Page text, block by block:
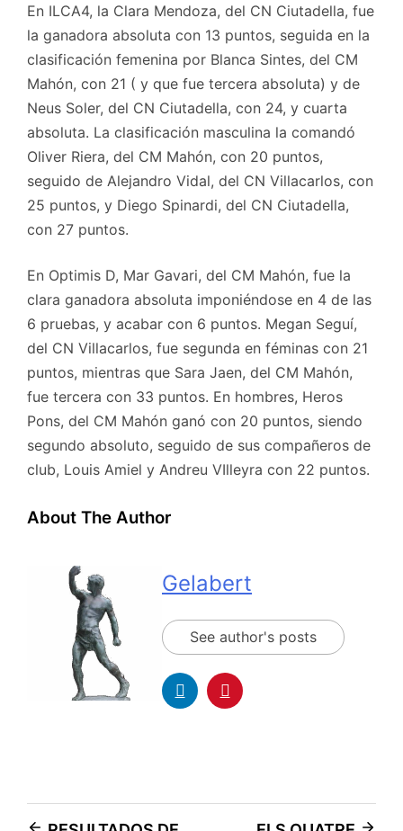
En ILCA4, la Clara Mendoza, del CN Ciutadella, fue
la ganadora absoluta con 13 puntos, seguida en la
clasificación femenina por Blanca Sintes, del CM
Mahón, con 21 ( y que fue tercera absoluta) y de
Neus Soler, del CN Ciutadella, con 24, y cuarta
absoluta. La clasificación masculina la comandó
Oliver Riera, del CM Mahón, con 20 puntos,
seguido de Alejandro Vidal, del CN Villacarlos, con
25 puntos, y Diego Spinardi, del CN Ciutadella,
con 27 puntos.
En Optimis D, Mar Gavari, del CM Mahón, fue la
clara ganadora absoluta imponiéndose en 4 de las
6 pruebas, y acabar con 6 puntos. Megan Seguí,
del CN Villacarlos, fue segunda en féminas con 21
puntos, mientras que Sara Jaen, del CM Mahón,
fue tercera con 33 puntos. En hombres, Heros
Pons, del CM Mahón ganó con 20 puntos, siendo
segundo absoluto, seguido de sus compañeros de
club, Louis Amiel y Andreu VIlleyra con 22 puntos.
About The Author
Gelabert
See author's posts